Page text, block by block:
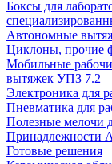
Боксы для
Автономные
Циклоны, прочие
Мобильные
вытяжек УПЗ 7.2
Электроника для
Пневматика для
Полезные мелочи
Готовые решения